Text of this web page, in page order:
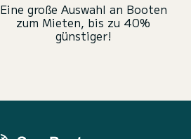
Eine große Auswahl an Booten
zum Mieten, bis zu 40%
günstiger!